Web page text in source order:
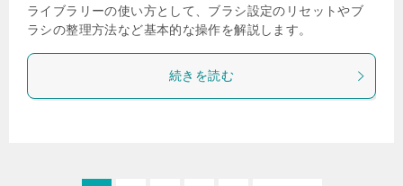
ライブラリーの使い方として、ブラシ設定のリセットやブ
ラシの整理方法など基本的な操作を解説します。
続きを読む